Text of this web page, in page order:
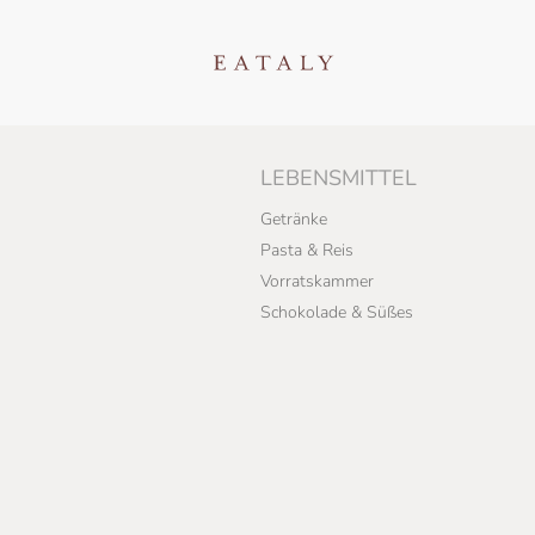
LEBENSMITTEL
Getränke
Pasta & Reis
Vorratskammer
Schokolade & Süßes